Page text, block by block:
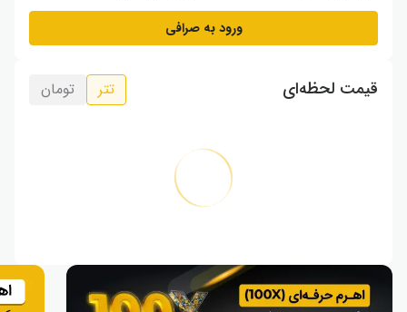
ورود به صرافی
قیمت لحظه‌ای تتر تومان